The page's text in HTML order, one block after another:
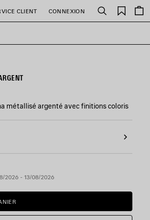
CLIENT CONNEXION Rechercher
métallisé argenté avec finitions coloris
2026 - 13/08/2026